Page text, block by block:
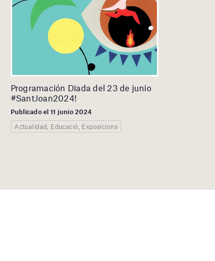
Programación Diada del 23 de junio
#SantJoan2024!
Publicado el 11 junio 2024
Actualidad, Educació, Exposicions